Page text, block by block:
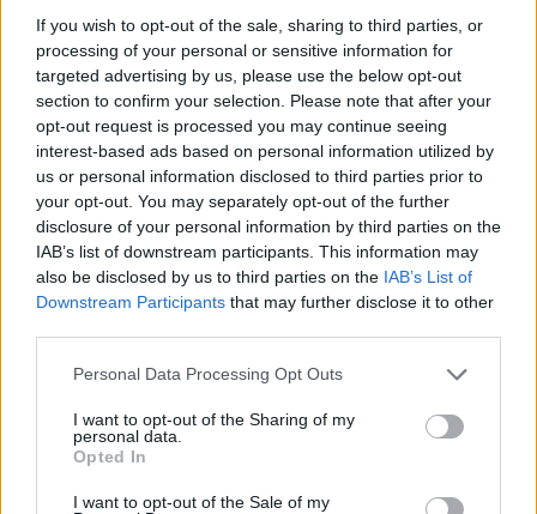
If you wish to opt-out of the sale, sharing to third parties, or
processing of your personal or sensitive information for
targeted advertising by us, please use the below opt-out
section to confirm your selection. Please note that after your
opt-out request is processed you may continue seeing
interest-based ads based on personal information utilized by
us or personal information disclosed to third parties prior to
your opt-out. You may separately opt-out of the further
disclosure of your personal information by third parties on the
IAB’s list of downstream participants. This information may
also be disclosed by us to third parties on the IAB’s List of
Downstream Participants that may further disclose it to other
Personal Data Processing Opt Outs
I want to opt-out of the Sharing of my
personal data.
Opted In
I want to opt-out of the Sale of my